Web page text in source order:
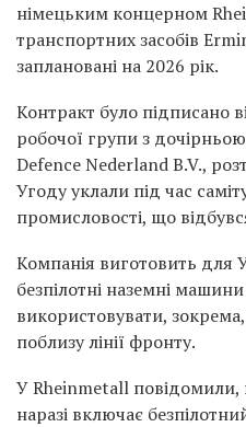
німецьким концерном
транспортних засобів
заплановані на 2026 рік.
Контракт було підписано
робочої групи з
Defence Nederland B.V.,
Угоду уклали під час
промисловості, що
Компанія виготовить для
безпілотні наземні
використовувати,
поблизу лінії фронту.
У Rheinmetall
наразі включає